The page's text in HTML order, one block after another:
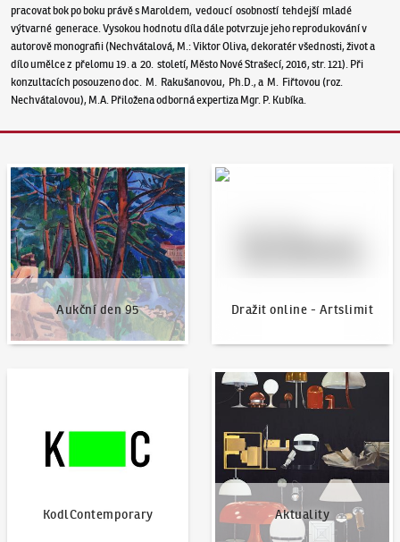
pracovat bok po boku právě s Maroldem, vedoucí osobností tehdejší mladé
výtvarné generace. Vysokou hodnotu díla dále potvrzuje jeho reprodukování v
autorově monografii (Nechvátalová, M.: Viktor Oliva, dekoratér všednosti, život a
dílo umělce z přelomu 19. a 20. století, Město Nové Strašecí, 2016, str. 121). Při
konzultacích posouzeno doc. M. Rakušanovou, Ph.D., a M. Fiřtovou (roz.
Nechvátalovou), M.A. Přiložena odborná expertiza Mgr. P. Kubíka.
Aukční den 95
Aukční den 95
Dražit online - Artslimit
Dražit online - Artslimit
KodlContemporary Aktuality
Aktuality